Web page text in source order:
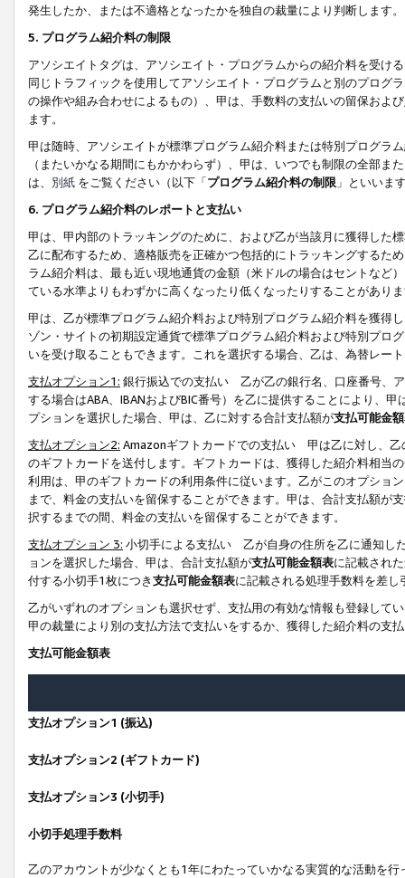
発生したか、または不適格となったかを独自の裁量により判断します。
5. プログラム紹介料の制限
アソシエイトタグは、アソシエイト・プログラムからの紹介料を受け
同じトラフィックを使用してアソシエイト・プログラムと別のプログ
の操作や組み合わせによるもの）、甲は、手数料の支払いの留保およ
ます。
甲は随時、アソシエイトが標準プログラム紹介料または特別プログラ
（またいかなる期間にもかかわらず）、甲は、いつでも制限の全部
は、 別紙 をご覧ください（以下「プログラム紹介料の制限 」といいま
6. プログラム紹介料のレポートと支払い
甲は、甲内部のトラッキングのために、および乙が当該月に獲得した
乙に配布するため、適格販売を正確かつ包括的にトラッキングするた
ラム紹介料は、最も近い現地通貨の金額（米ドルの場合はセントなど
ている水準よりもわずかに高くなったり低くなったりすることがあり
甲は、乙が標準プログラム紹介料および特別プログラム紹介料を獲得
ゾン・サイトの初期設定通貨で標準プログラム紹介料および特別プロ
いを受け取ることもできます。これを選択する場合、乙は、為替レー
支払オプション1: 銀行振込での支払い 乙が乙の銀行名、口座番号、
する場合はABA、IBANおよびBIC番号）を乙に提供することにより、
プションを選択した場合、甲は、乙に対する合計支払額が支払可能金
支払オプション2: Amazonギフトカードでの支払い 甲は乙に対し、乙
のギフトカードを送付します。ギフトカードは、獲得した紹介料相当
利用は、甲のギフトカードの利用条件に従います。乙がこのオプショ
まで、料金の支払いを留保することができます。甲は、合計支払額が
択するまでの間、料金の支払いを留保することができます。
支払オプション 3: 小切手による支払い 乙が自身の住所を乙に通知し
ョンを選択した場合、甲は、合計支払額が支払可能金額表に記載され
付する小切手1枚につき支払可能金額表に記載される処理手数料を差し
乙がいずれのオプションも選択せず、支払用の有効な情報も登録して
甲の裁量により別の支払方法で支払いをするか、獲得した紹介料の支
支払可能金額表
支払オプション1 (振込)
支払オプション2 (ギフトカード)
支払オプション3 (小切手)
小切手処理手数料
乙のアカウントが少なくとも1年にわたっていかなる実質的な活動を